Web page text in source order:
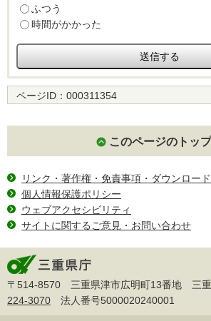
ふつう
時間がかかった
ページID： 000311354
このページのトッ
リンク・著作権・免責事項・ダウンロード
個人情報保護ポリシー
ウェブアクセシビリティ
サイトに関するご意見・お問い合わせ
〒514-8570 三重県津市広明町13番地 三重
224-3070 法人番号5000020240001